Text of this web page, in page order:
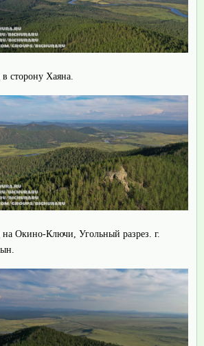
сторону Хаяна.
Окино-Ключи, Угольный разрез. г.